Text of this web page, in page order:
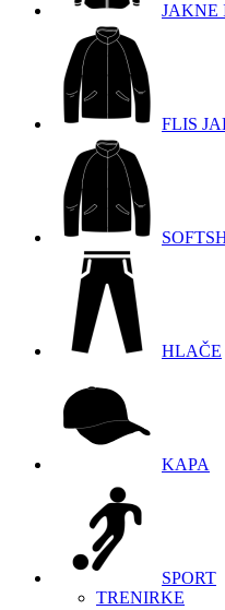
JAKNE
FLIS
HLAČE
KAPA
SPORT
TRENIRKE